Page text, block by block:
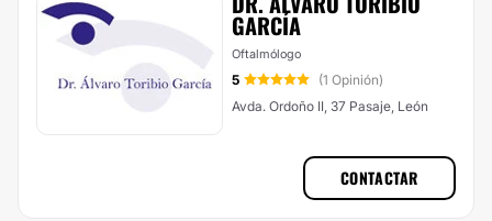
GARCÍA
Oftalmólogo
5
(1 Opinión)
Avda. Ordoño II, 37 Pasaje, León
CONTACTAR